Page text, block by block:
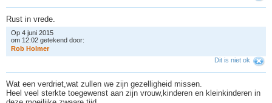
Rust in vrede.
Op 4 juni 2015
om 12:02 getekend door:
Rob Ho mer
Dit is niet ok
Wat een verdriet,wat zullen we zijn gezelligheid missen.
Heel veel sterkte toegewenst aan zijn vrouw,kinderen en kleinkinderen in